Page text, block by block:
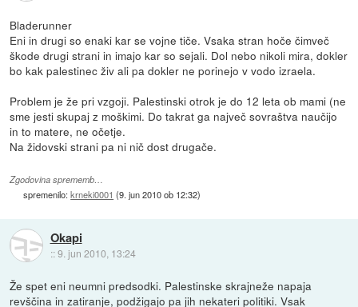
Bladerunner
Eni in drugi so enaki kar se vojne tiče. Vsaka stran hoče čimveč
škode drugi strani in imajo kar so sejali. Dol nebo nikoli mira, dokler
bo kak palestinec živ ali pa dokler ne porinejo v vodo izraela.
Problem je že pri vzgoji. Palestinski otrok je do 12 leta ob mami (ne
sme jesti skupaj z moškimi. Do takrat ga največ sovraštva naučijo
in to matere, ne očetje.
Na židovski strani pa ni nič dost drugače.
Zgodovina sprememb…
spremenilo:krneki0001 (9. jun 2010 ob 12:32)
Okapi
::9. jun 2010, 13:24
Že spet eni neumni predsodki. Palestinske skrajneže napaja
revščina in zatiranje, podžigajo pa jih nekateri politiki. Vsak